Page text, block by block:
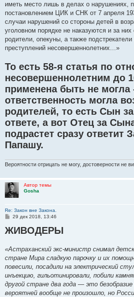
иметь место лишь в делах о нарушениях,
постановлением ЦИК и СНК от 7 апреля
случаи нарушений со стороны детей в
уголовном порядке не наказуются и за них
родители, опекуны, а также подстрекатели
преступлений несовершеннолетних…»
То есть 58-я статья по
несовершеннолетним до
применена быть не могла
ответственность могла
родителей, то есть Сын
ответе, а вот Отец за
подрастет сразу ответит
Папашу.
Вероятности отрицать не могу, достоверности не
Автор темы
Gosha
Re: Закон вне Закона.
С
о
б
н
и
е
29 дек 2018, 13:46
ЖИВОДЕРЫ
«Астраханский экс-министр снимал
стране Мира сладкую парочку и их
повесили, посадили на электрический
инъекцию, гильотинировали, побили
другой стране два года — это
вероятней вообще не произошло, но